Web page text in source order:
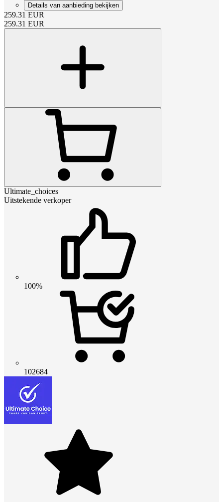
Details van aanbieding bekijken
259.31 EUR
259.31 EUR
Ultimate_choices
Uitstekende verkoper
100%
102684